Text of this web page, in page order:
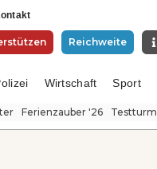
Reichweite
Wirtschaft Sport
Ferienzauber '26 Testturm